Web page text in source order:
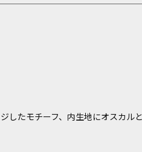
したモチーフ、内生地にオスカル